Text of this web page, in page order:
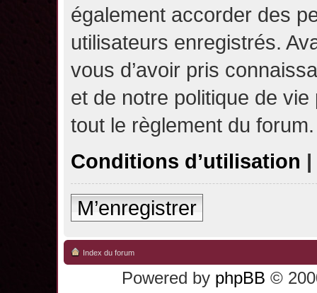
également accorder des
utilisateurs enregistrés.
vous d’avoir pris
et de notre politique de
tout le règlement du forum.
Conditions d’utilisation |
M’enregistrer
Index du forum
Powered by phpBB ©